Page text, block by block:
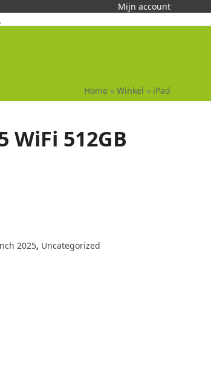
Mijn account
Home » Winkel » iPad
WiFi 512GB
2025, Uncategorized